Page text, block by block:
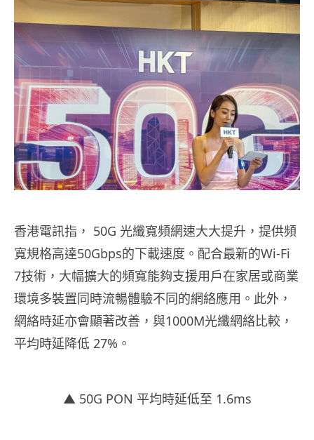
香港電訊指， 50G 光纖寬頻網速大大提升，提供頻
寬規格高達50Gbps的下載速度。配合最新的Wi-Fi
7技術，大幅擴大的頻寬能夠支援用戶在家居或商業
環境多裝置同時流暢體驗不同的網絡應用。此外，
網絡時延亦會顯著改善，與1000M光纖網絡比較，
平均時延降低 27%。
▲ 50G PON 平均時延低至 1.6ms